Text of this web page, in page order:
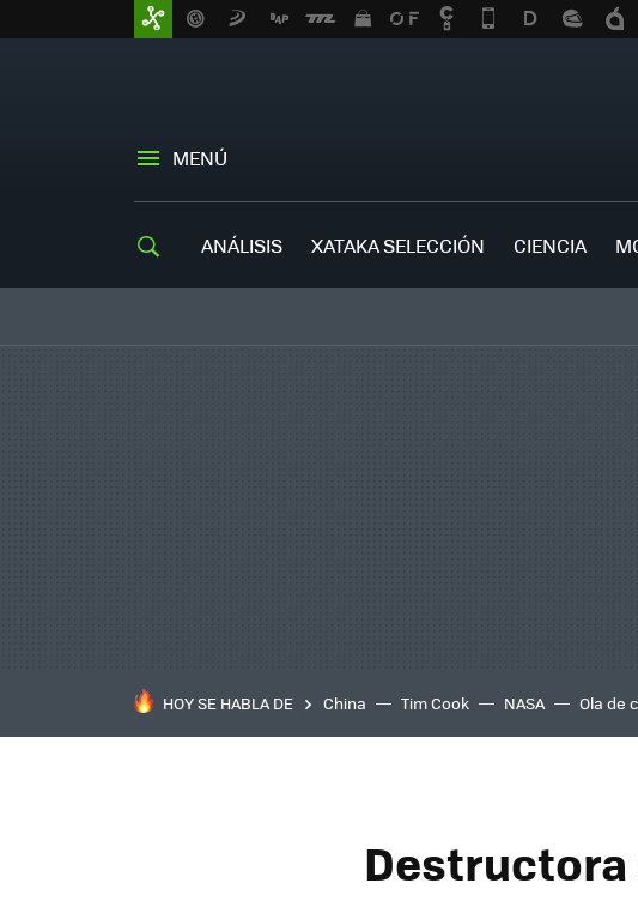
MENÚ
ANÁLISIS XATAKA SELECCIÓN CIENCIA
HOY SE HABLA DE China Tim Cook NASA Ola de
Destructora